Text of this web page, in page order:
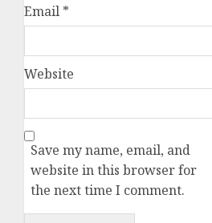
Email *
Website
Save my name, email, and
website in this browser for
the next time I comment.